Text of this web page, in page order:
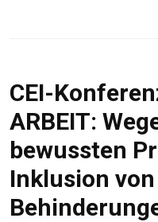
CEI-
ARBEIT:
bewussten
Inklusion